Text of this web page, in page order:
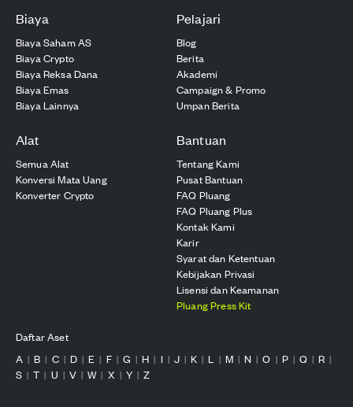
Biaya
Biaya Saham AS
Biaya Crypto
Biaya Reksa Dana
Biaya Emas
Biaya Lainnya
Pelajari
Blog
Berita
Akademi
Campaign & Promo
Umpan Berita
Alat
Semua Alat
Konversi Mata Uang
Konverter Crypto
Bantuan
Tentang Kami
Pusat Bantuan
FAQ Pluang
FAQ Pluang Plus
Kontak Kami
Karir
Syarat dan Ketentuan
Kebijakan Privasi
Lisensi dan Keamanan
Pluang Press Kit
Daftar Aset
A | B | C | D | E | F | G | H | I | J | K | L | M | N | O | P | Q | R |
S | T | U | V | W | X | Y | Z